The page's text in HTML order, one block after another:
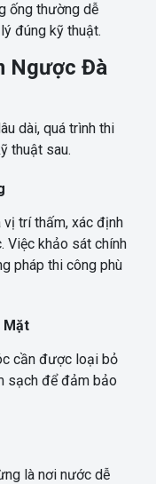
ống thường dễ
đúng kỹ thuật.
Ngược Đà
dài, quá trình thi
thuật sau.
trí thấm, xác định
Việc khảo sát chính
pháp thi công phù
Mặt
cần được loại bỏ
sạch để đảm bảo
là nơi nước dễ